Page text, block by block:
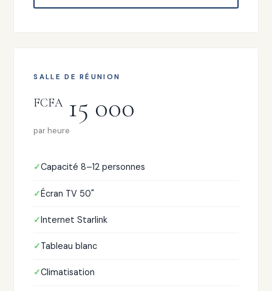
SALLE DE RÉUNION
FCFA15 000
par heure
Capacité 8–12 personnes
Écran TV 50"
Internet Starlink
Tableau blanc
Climatisation